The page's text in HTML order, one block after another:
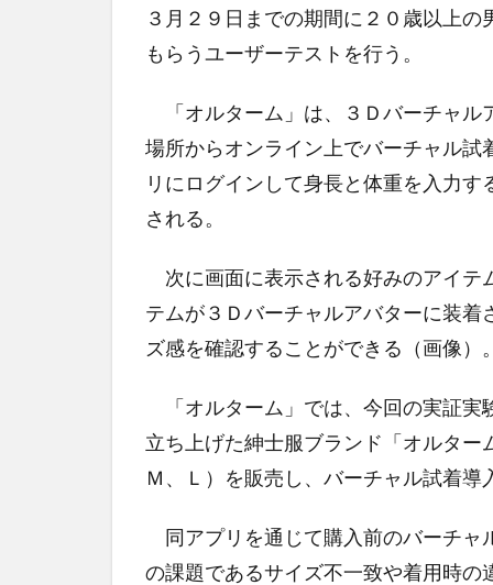
３月２９日までの期間に２０歳以上
もらうユーザーテストを行う。
「オルターム」は、３Ｄバーチャル
場所からオンライン上でバーチャル
リにログインして身長と体重を入力
される。
次に画面に表示される好みのアイテ
テムが３Ｄバーチャルアバターに装
ズ感を確認することができる（画像）
「オルターム」では、今回の実証実
立ち上げた紳士服ブランド「オルタ
Ｍ、Ｌ）を販売し、バーチャル試着
同アプリを通じて購入前のバーチャ
の課題であるサイズ不一致や着用時